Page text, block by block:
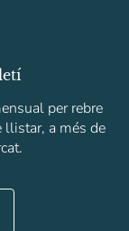
per rebre
llistar, a més de